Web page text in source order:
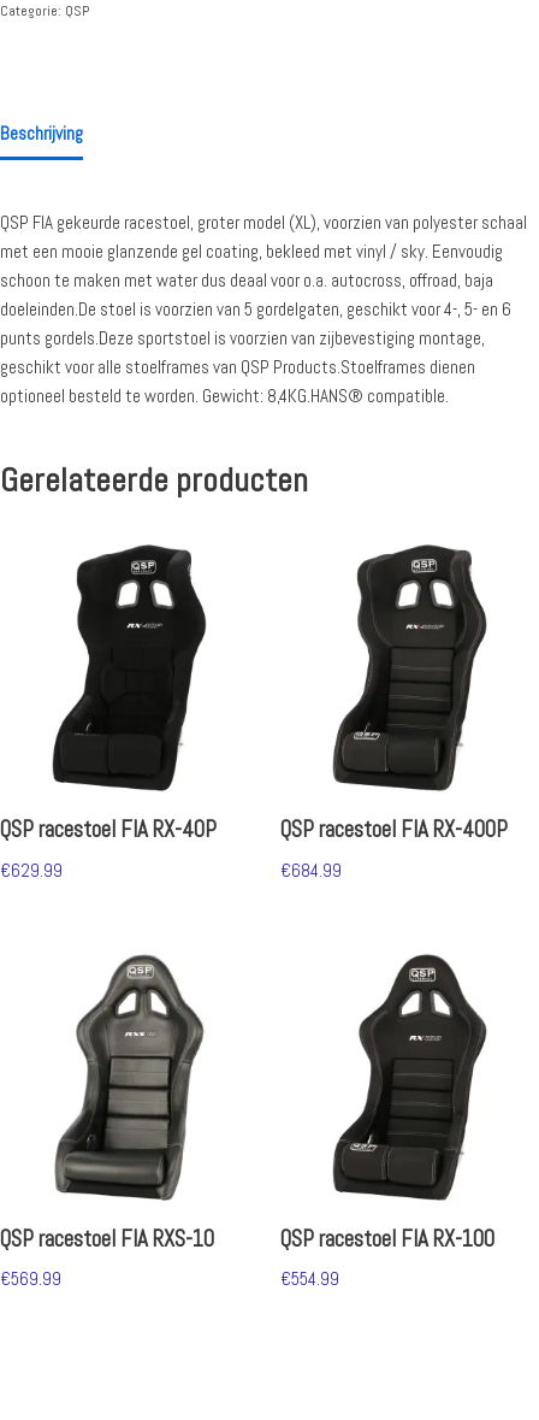
Categorie: QSP
Beschrijving
QSP FIA gekeurde racestoel, groter model (XL), voorzien van polyester schaal
met een mooie glanzende gel coating, bekleed met vinyl / sky. Eenvoudig
schoon te maken met water dus deaal voor o.a. autocross, offroad, baja
doeleinden.De stoel is voorzien van 5 gordelgaten, geschikt voor 4-, 5- en 6
punts gordels.Deze sportstoel is voorzien van zijbevestiging montage,
geschikt voor alle stoelframes van QSP Products.Stoelframes dienen
optioneel besteld te worden. Gewicht: 8,4KG.HANS® compatible.
Gerelateerde producten
QSP racestoel FIA RX-40P
€629.99
QSP racestoel FIA RX-400P
€684.99
QSP racestoel FIA RXS-10
€569.99
QSP racestoel FIA RX-100
€554.99